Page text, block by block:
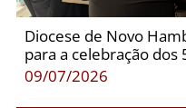
Diocese de Novo
para a celebração dos
09/07/2026